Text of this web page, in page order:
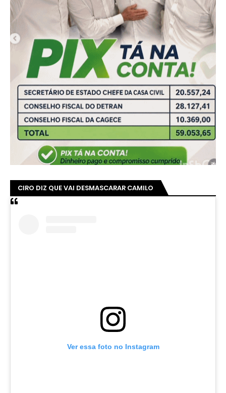
CIRO DIZ QUE VAI DESMASCARAR CAMILO
Ver essa foto no Instagram